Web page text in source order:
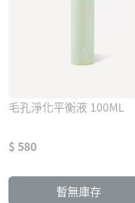
毛孔淨化平衡液 100ML
$ 580
暫無庫存